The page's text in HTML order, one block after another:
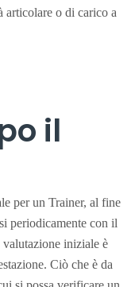
articolare o di carico a
il
per un Trainer, al fine
periodicamente con il
iniziale è
Ciò che è da